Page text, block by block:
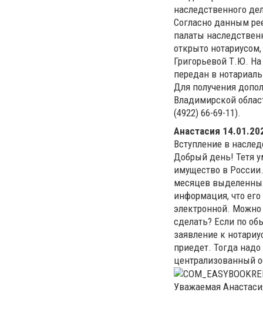
наследственного
Согласно данным
палаты
открыто
Григорьевой Т.Ю.
передан в
Для получения
Владимирской
(4922) 66-69-11).
Анастасия
Вступление в
Добрый день! Тетя
имущество в
месяцев
информация, что
электронной. Можно
сделать? Если по
заявление к
приедет. Тогда
централизованный
Уважаемая